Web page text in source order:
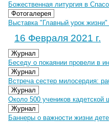
Божественная литургия в
Фотогалерея
Выставка "Главный урок
16 Февраля 2021 г.
Журнал
Беседу о покаянии провели в
Журнал
Встреча сестер милосердия:
Журнал
Около 500 учеников
Журнал
Баннеры о важности жизни